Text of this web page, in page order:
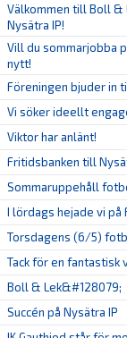
Välkommen till Boll &
Nysätra IP!
Vill du sommarjobba
nytt!
Föreningen bjuder in
Vi söker ideellt
Viktor har anlänt!
Fritidsbanken till
Sommaruppehåll
I lördags hejade vi på
Torsdagens (6/5)
Tack för en fantastisk
Boll & Lek&#128079;
Succén på Nysätra IP